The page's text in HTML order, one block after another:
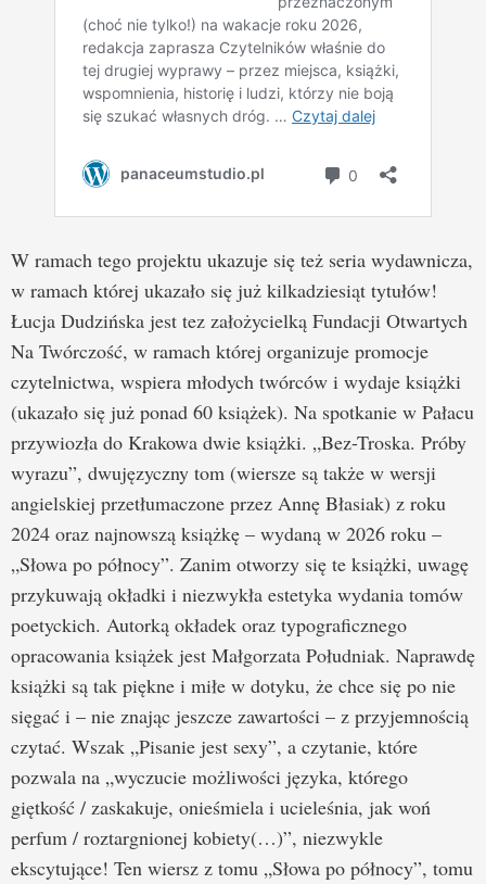
W ramach tego projektu ukazuje się też seria wydawnicza,
w ramach której ukazało się już kilkadziesiąt tytułów!
Łucja Dudzińska jest tez założycielką Fundacji Otwartych
Na Twórczość, w ramach której organizuje promocje
czytelnictwa, wspiera młodych twórców i wydaje książki
(ukazało się już ponad 60 książek). Na spotkanie w Pałacu
przywiozła do Krakowa dwie książki. „Bez-Troska. Próby
wyrazu”, dwujęzyczny tom (wiersze są także w wersji
angielskiej przetłumaczone przez Annę Błasiak) z roku
2024 oraz najnowszą książkę – wydaną w 2026 roku –
„Słowa po północy”. Zanim otworzy się te książki, uwagę
przykuwają okładki i niezwykła estetyka wydania tomów
poetyckich. Autorką okładek oraz typograficznego
opracowania książek jest Małgorzata Południak. Naprawdę
książki są tak piękne i miłe w dotyku, że chce się po nie
sięgać i – nie znając jeszcze zawartości – z przyjemnością
czytać. Wszak „Pisanie jest sexy”, a czytanie, które
pozwala na „wyczucie możliwości języka, którego
giętkość / zaskakuje, onieśmiela i ucieleśnia, jak woń
perfum / roztargnionej kobiety(…)”, niezwykle
ekscytujące! Ten wiersz z tomu „Słowa po północy”, tomu